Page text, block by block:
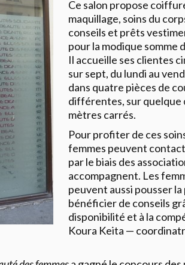
Ce salon propose
maquillage, soins du
conseils et prêts
pour la modique somme
Il accueille ses clientes
sur sept, du lundi au
dans quatre pièces de
différentes, sur quelque
mètres carrés.
Pour profiter de ces
femmes peuvent
par le biais des
accompagnent. Les
peuvent aussi pousser
bénéficier de conseils
disponibilité et à la
Koura Keita —